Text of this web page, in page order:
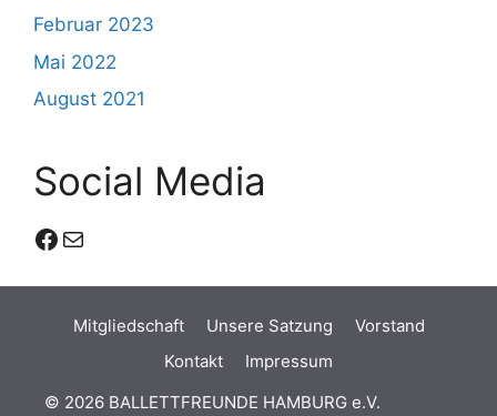
Februar 2023
Mai 2022
August 2021
Social Media
Facebook
E-Mail
Mitgliedschaft Unsere Satzung
Vorstand
Kontakt
Impressum
© 2026 BALLETTFREUNDE HAMBURG e.V.